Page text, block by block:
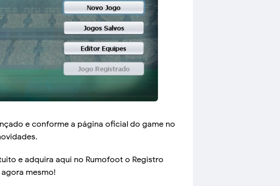
e conforme a página oficial do game no
e adquira aqui no Rumofoot o Registro
mesmo!